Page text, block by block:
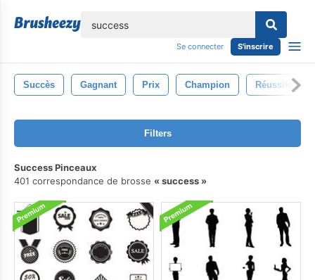
Se connecter S'inscrire
Succès Gagnant Prix Champion Réussite
Filters
Success Pinceaux
401 correspondance de brosse
success